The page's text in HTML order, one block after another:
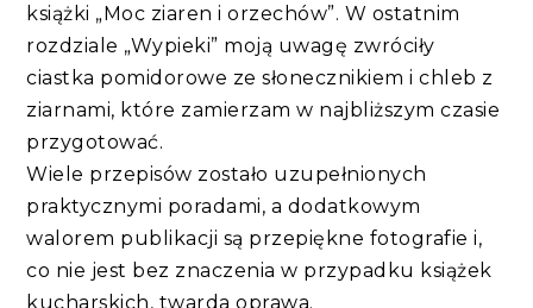
książki „Moc ziaren i orzechów”. W ostatnim
rozdziale „Wypieki” moją uwagę zwróciły
ciastka pomidorowe ze słonecznikiem i chleb z
ziarnami, które zamierzam w najbliższym czasie
przygotować.
Wiele przepisów zostało uzupełnionych
praktycznymi poradami, a dodatkowym
walorem publikacji są przepiękne fotografie i,
co nie jest bez znaczenia w przypadku książek
kucharskich, twarda oprawa.